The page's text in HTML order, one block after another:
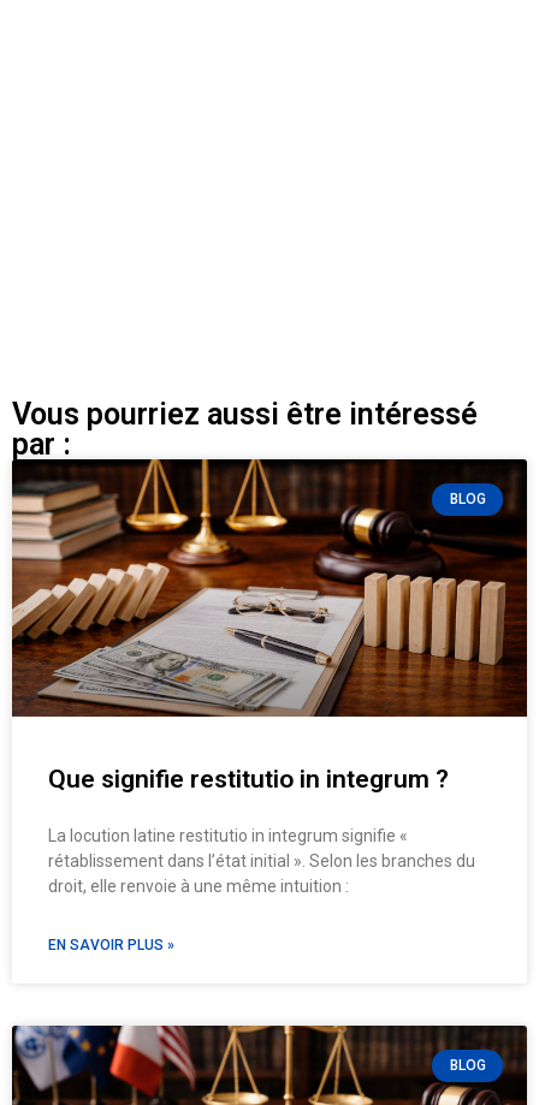
Vous pourriez aussi être intéressé
par :
BLOG
Que signifie restitutio in integrum ?
La locution latine restitutio in integrum signifie «
rétablissement dans l’état initial ». Selon les branches du
droit, elle renvoie à une même intuition :
EN SAVOIR PLUS »
BLOG